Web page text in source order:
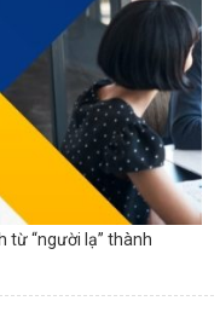
từ “người lạ” thành